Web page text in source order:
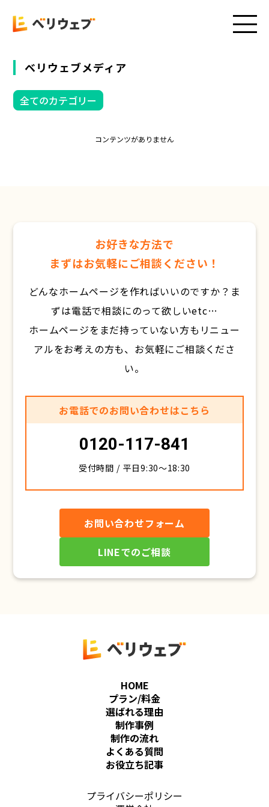
ベリウェブメディア
全てのカテゴリー
コンテンツがありません
お好きな方法で
まずはお気軽にご相談ください！
どんなホームページを作ればいいのですか？ま
ずは電話で相談にのって欲しいetc…
ホームページをまだ持っていない方もリニュー
アルをお考えの方も、お気軽にご相談くださ
い。
お電話でのお問い合わせはこちら
0120-117-841
受付時間 / 平日9:30〜18:30
お問い合わせフォーム
LINEでのご相談
HOME
プラン/料金
選ばれる理由
制作事例
制作の流れ
よくある質問
お役立ち記事
プライバシーポリシー